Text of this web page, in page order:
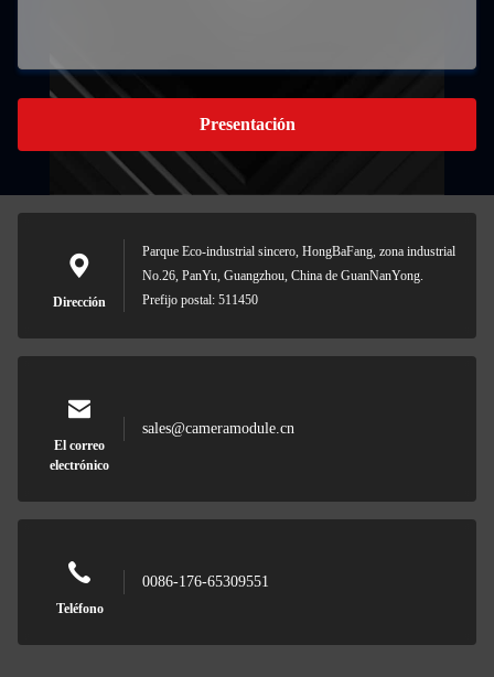
Presentación
Dirección
Parque Eco-industrial sincero, HongBaFang, zona industrial
No.26, PanYu, Guangzhou, China de GuanNanYong.
Prefijo postal: 511450
El correo
electrónico
sales@cameramodule.cn
Teléfono
0086-176-65309551